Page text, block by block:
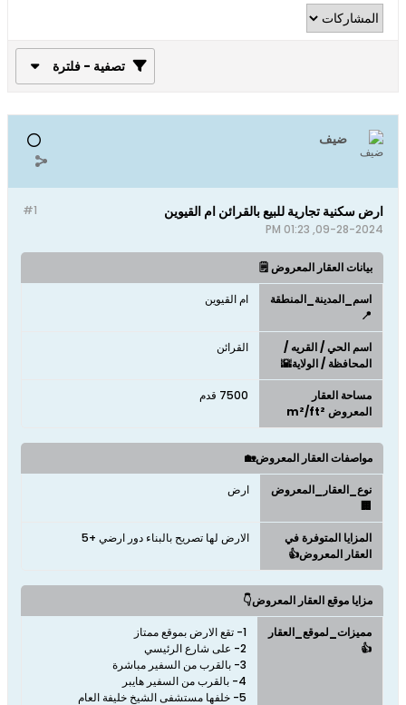
تصفية - فلترة
ضيف
#1 ارض سكنية تجارية للبيع بالقرائن ام القيوين
09-28-2024, 01:23 PM
بيانات العقار المعروض 🗒️
اسم_المدينة_المنطقة
📍
ام القيوين
اسم الحي / القريه /
المحافظة / الولاية🌇
القرائن
مساحة العقار
المعروض m²/ft²
7500 قدم
مواصفات العقار المعروض🏡
نوع_العقار_المعروض
🏢
ارض
المزايا المتوفرة في
العقار المعروض👍
الارض لها تصريح بالبناء دور ارضي ‫+5‬
مزايا موقع العقار المعروض👇
مميزات_لموقع_العقار
👍